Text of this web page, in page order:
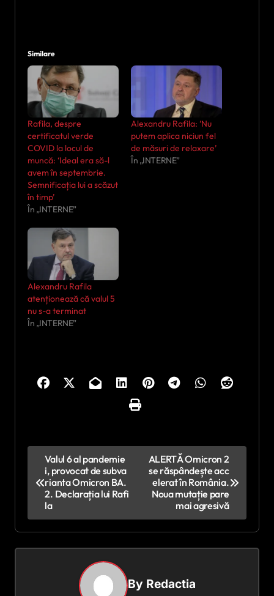
Similare
Rafila, despre
certificatul verde
COVID la locul de
muncă: ‘Ideal era să-l
avem în septembrie.
Semnificația lui a scăzut
în timp’
În „INTERNE”
Alexandru Rafila: ‘Nu
putem aplica niciun fel
de măsuri de relaxare’
În „INTERNE”
Alexandru Rafila
atenționează că valul 5
nu s-a terminat
În „INTERNE”
i
g
Valul 6 al pandemie
i, provocat de subva
rianta Omicron BA.
2. Declarația lui Rafi
la
ALERTĂ Omicron 2
se răspândește acc
elerat în România.
Noua mutație pare
mai agresivă
By Redactia